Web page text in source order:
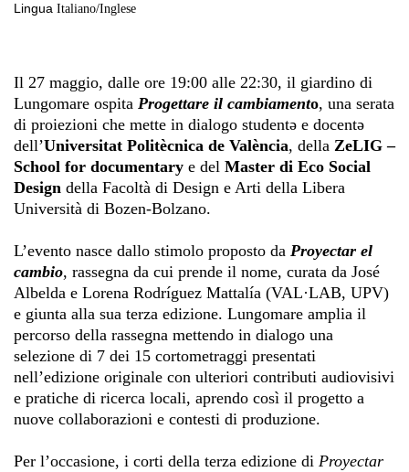
Lingua Italiano/Inglese
Il 27 maggio, dalle ore 19:00 alle 22:30, il giardino di
Lungomare ospita Progettare il cambiamento, una serata
di proiezioni che mette in dialogo studentə e docentə
dell’Universitat Politècnica de València, della ZeLIG –
School for documentary e del Master di Eco Social
Design della Facoltà di Design e Arti della Libera
Università di Bozen-Bolzano.
L’evento nasce dallo stimolo proposto da Proyectar el
cambio, rassegna da cui prende il nome, curata da José
Albelda e Lorena Rodríguez Mattalía (VAL·LAB, UPV)
e giunta alla sua terza edizione. Lungomare amplia il
percorso della rassegna mettendo in dialogo una
selezione di 7 dei 15 cortometraggi presentati
nell’edizione originale con ulteriori contributi audiovisivi
e pratiche di ricerca locali, aprendo così il progetto a
nuove collaborazioni e contesti di produzione.
Per l’occasione, i corti della terza edizione di Proyectar